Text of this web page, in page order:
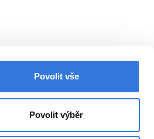
Povolit vše
Povolit výběr